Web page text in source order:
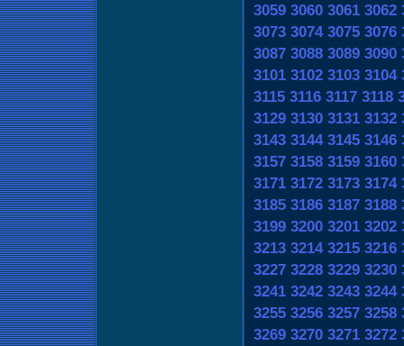
3059 3060 3061 3062
3073 3074 3075 3076
3087 3088 3089 3090
3101 3102 3103 3104
3115 3116 3117 3118
3129 3130 3131 3132
3143 3144 3145 3146
3157 3158 3159 3160
3171 3172 3173 3174
3185 3186 3187 3188
3199 3200 3201 3202
3213 3214 3215 3216
3227 3228 3229 3230
3241 3242 3243 3244
3255 3256 3257 3258
3269 3270 3271 3272